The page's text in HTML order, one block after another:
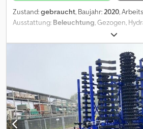
Zustand:gebraucht, Baujahr:2020,
Ausstattung: Beleuchtung, Gezogen,
Packerwalze / Campbellwalze, Stützfuß / -